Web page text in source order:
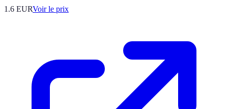
1.6 EURVoir le prix